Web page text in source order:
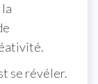
se révéler.